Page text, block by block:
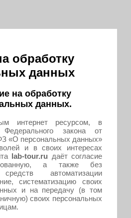
обработку
данных
на обработку
данных.
интернет ресурсом, в
закона от
«О персональных данных»
и в своих интересах
lab-tour.ru даёт согласие
а также без
автоматизации
систематизацию своих
и на передачу (в том
своих персональных